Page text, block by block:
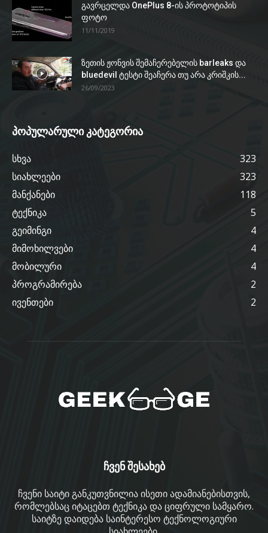
გავრცელდა OnePlus 8-ის პროტოტიპის
ფოტო
11/11/2019
ზეთის ჟონვის შემაჩერებელის barleaks და
bluedevil ტესტი შეაჩერა თუ არა კრიშკის...
26/09/2023
პოპულარული კატეგორია
სხვა
323
სიახლეები
323
მანქანები
118
ტექნიკა
5
გეიმინგი
4
მიმოხილვები
4
მობილური
4
პროგრამირება
2
ივენთები
2
ჩვენ შესახებ
ჩვენი საიტი განკუთვნილია ისეთი ადამიანებისთვის,
რომლებსაც იტაცებთ ტექნიკა და ციფრული სამყარო.
საიტზე დაიდება საინტერესო ტექნოლოგიური